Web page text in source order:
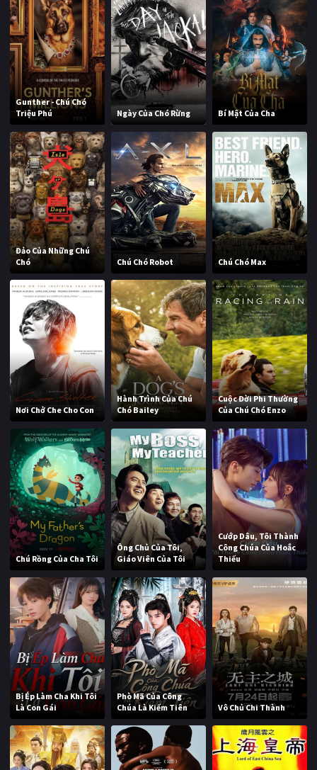
Gunther - Chú Chó
Triệu Phú
Ngày Của Chó Rừng Bí Mật Của Cha
Đảo Của Những Chú
Chó
Chú Chó Robot Chú Chó Max
Nơi Chở Che Cho Con
Hành Trình Của Chú
Chó Bailey
Cuộc Đời Phi Thường
Của Chú Chó Enzo
Chú Rồng Của Cha Tôi
Ông Chủ Của Tôi,
Giáo Viên Của Tôi
Cướp Dâu, Tôi Thành
Công Chúa Của Hoắc
Thiếu
Bị Ép Làm Cha Khi Tôi
Là Con Gái
Phò Mã Của Công
Chúa Là Kiếm Tiên
Vô Chủ Chi Thành